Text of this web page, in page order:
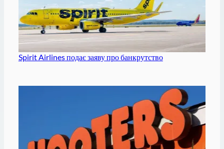
Spirit Airlines подає заяву про банкрутство